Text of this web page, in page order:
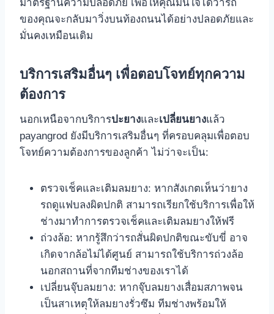
มาตรฐานความปลอดภัย เพื่อให้คุณมั่นใจได้ว่ารถ
ของคุณจะกลับมาวิ่งบนท้องถนนได้อย่างปลอดภัยและ
มั่นคงเหมือนเดิม
บริการเสริมอื่นๆ เพื่อตอบโจทย์ทุกความ
ต้องการ
นอกเหนือจากบริการปะยางและเปลี่ยนยางแล้ว
payangrod ยังมีบริการเสริมอื่นๆ ที่ครอบคลุมเพื่อตอบ
โจทย์ความต้องการของลูกค้า ไม่ว่าจะเป็น:
ตรวจเช็คและเติมลมยาง: หากสังเกตเห็นว่ายาง
รถดูแฟบลงผิดปกติ สามารถเรียกใช้บริการเพื่อให้
ช่างมาทำการตรวจเช็คและเติมลมยางให้ฟรี
ถ่วงล้อ: หากรู้สึกว่ารถสั่นผิดปกติขณะขับขี่ อาจ
เกิดจากล้อไม่ได้ศูนย์ สามารถใช้บริการถ่วงล้อ
นอกสถานที่จากทีมช่างของเราได้
เปลี่ยนจุ๊บลมยาง: หากจุ๊บลมยางเสื่อมสภาพจน
เป็นสาเหตุให้ลมยางรั่วซึม ทีมช่างพร้อมให้